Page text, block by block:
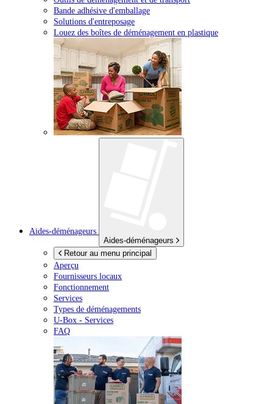
Bande adhésive d'emballage
Solutions d'entreposage
Louez des boîtes de déménagement en plastique
Aides-déménageurs
Aides-déménageurs
Retour au menu principal
Aperçu
Fournisseurs locaux
Fonctionnement
Services
Types de déménagements
U-Box - Services
FAQ